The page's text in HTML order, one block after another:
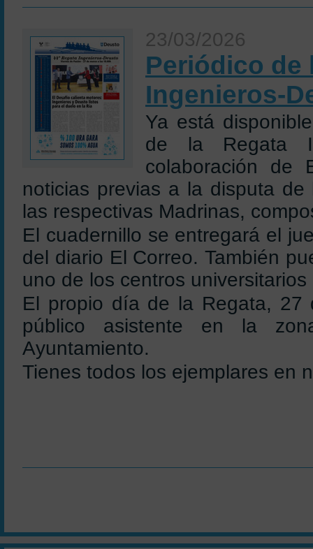
23/03/2026
Periódico de
Ingenieros-
Ya está
de la Regata
colaboración
noticias previas a la disputa
las respectivas Madrinas,
El cuadernillo se entregará el
del diario El Correo. También
uno de los centros
El propio día de la Regata, 27
público asistente en la
Ayuntamiento.
Tienes todos los ejemplares en